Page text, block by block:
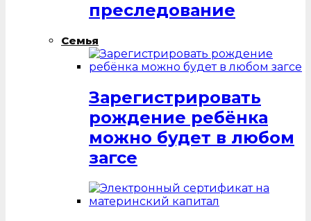
преследование
Семья
Зарегистрировать
рождение ребёнка
можно будет в любом
загсе